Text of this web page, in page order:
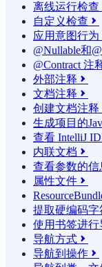
离线运行检查
自定义检查 
应用意图行为
@Nullable和
@Contract 注
外部注释 
文档注释 
创建文档注释
生成项目的
查看 IntelliJ
内联文档 
查看参数的信
属性文件 
提取硬编码字
使用书签进行
导航方式 
导航到操作 